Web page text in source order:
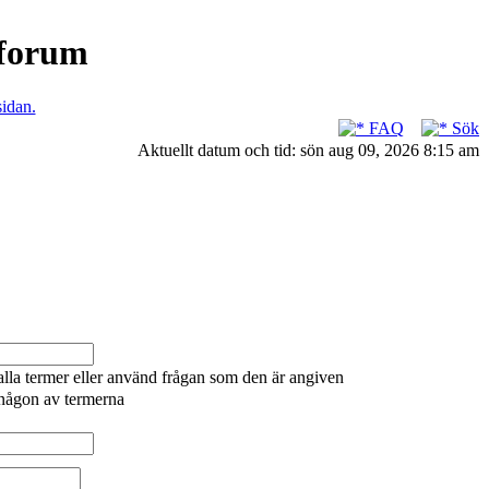
FAQ
Sök
Aktuellt datum och tid: sön aug 09, 2026 8:15 am
termer eller använd frågan som den är angiven
av termerna